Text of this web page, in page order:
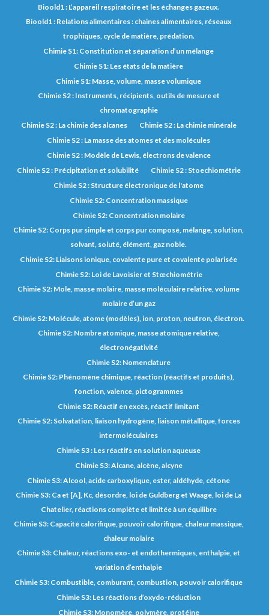
Bioold1 : L’appareil respiratoire et les échanges gazeux.
Bioold1 : Relations alimentaires : chaines alimentaires, réseaux
trophiques, cycle de matière, prédation.
Chimie S1: Constitution et séparation d’un mélange
Chimie S1: Les états de la matière
Chimie S1: Masse, volume, masse volumique
Chimie S2 : Instruments, récipients, outils de mesure et
chromatographie
Chimie S2 : La chimie des alcanes
Chimie S2 : La chimie minérale
Chimie S2 : La masse des atomes et des molécules
Chimie S2 : Modèle de Lewis, électrons de valence
Chimie S2 : Précipitation et solubilité
Chimie S2 : Stoechiométrie
Chimie S2 : Structure électronique de l'atome
Chimie S2: Concentration massique
Chimie S2: Concentration molaire
Chimie S2: Corps pur simple et corps pur composé, mélange, solution,
solvant, soluté, élément, gaz noble.
Chimie S2: Liaisons ionique, covalente pure et covalente polarisée
Chimie S2: Loi de Lavoisier et Stœchiométrie
Chimie S2: Mole, masse molaire, masse moléculaire relative, volume
molaire d’un gaz
Chimie S2: Molécule, atome (modèles), ion, proton, neutron, électron.
Chimie S2: Nombre atomique, masse atomique relative,
électronégativité
Chimie S2: Nomenclature
Chimie S2: Phénomène chimique, réaction (réactifs et produits),
fonction, valence, pictogrammes
Chimie S2: Réactif en excès, réactif limitant
Chimie S2: Solvatation, liaison hydrogène, liaison métallique, forces
intermoléculaires
Chimie S3 : Les réactifs en solution aqueuse
Chimie S3: Alcane, alcène, alcyne
Chimie S3: Alcool, acide carboxylique, ester, aldéhyde, cétone
Chimie S3: Ca et [A], Kc, désordre, loi de Guldberg et Waage, loi de La
Chatelier, réactions complète et limitée à un équilibre
Chimie S3: Capacité calorifique, pouvoir calorifique, chaleur massique,
chaleur molaire
Chimie S3: Chaleur, réactions exo- et endothermiques, enthalpie, et
variation d’enthalpie
Chimie S3: Combustible, comburant, combustion, pouvoir calorifique
Chimie S3: Les réactions d’oxydo-réduction
Chimie S3: Monomère, polymère, protéine